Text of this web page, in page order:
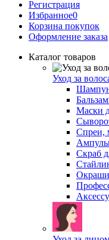
Регистрация
Избранное0
Корзина покупок
Оформление заказа
Каталог товаров
Уход за
Маски
Спреи,
Скраб